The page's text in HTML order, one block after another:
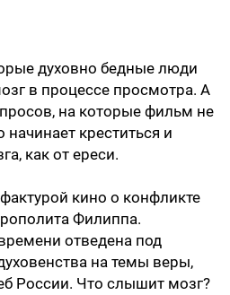
духовно бедные люди
в процессе просмотра. А
на которые фильм не
начинает креститься и
как от ереси.
кино о конфликте
Филиппа.
отведена под
на темы веры,
России. Что слышит мозг?